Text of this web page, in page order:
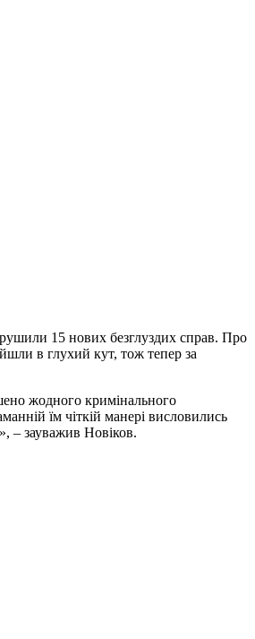
15 нових безглуздих справ. Про
в глухий кут, тож тепер за
жодного кримінального
їм чіткій манері висловились
– зауважив Новіков.